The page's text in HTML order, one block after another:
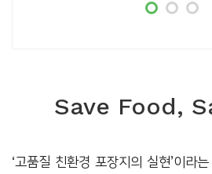
Save Food,
‘고품질 친환경 포장지의 실현’이라